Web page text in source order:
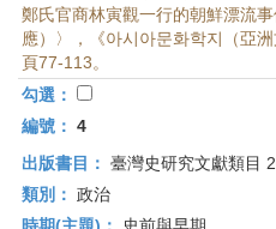
鄭氏官商林寅觀一行的朝鮮漂流
應）〉，《아시아문화학지（亞
頁77-113。
勾選：
編號： 4
出版書目： 臺灣史研究文獻類目
類別： 政治